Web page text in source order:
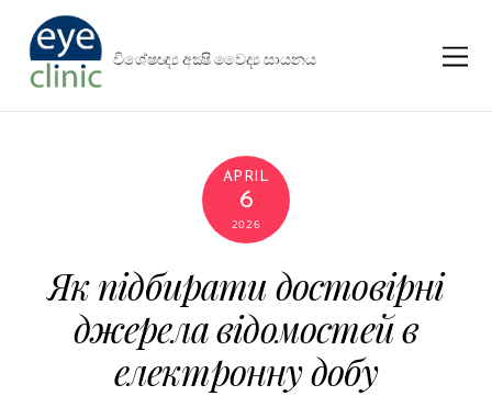
විශේෂඥ්‍ය අක්‍ෂි වෛද්‍ය සායනය
APRIL
6
2026
Як підбирати достовірні
джерела відомостей в
електронну добу